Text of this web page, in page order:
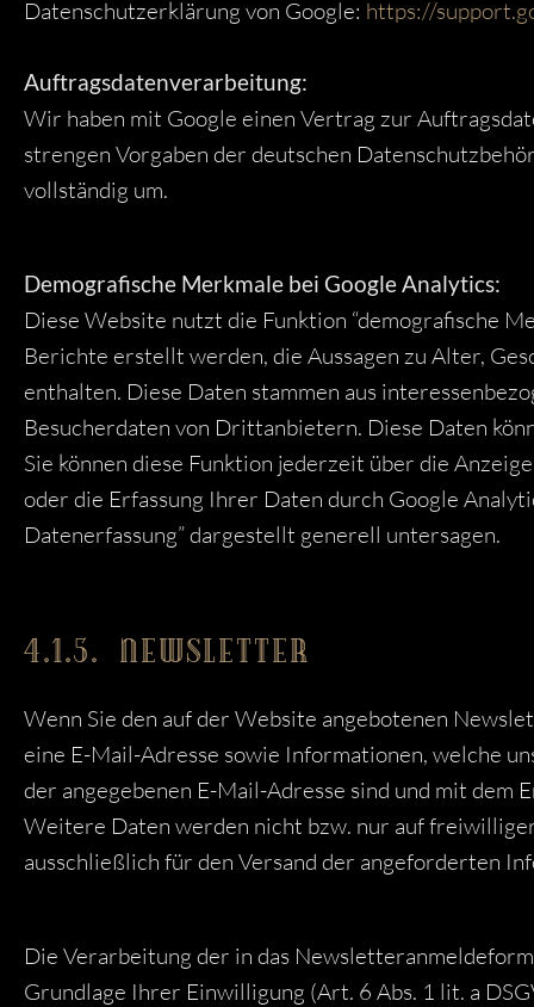
Datenschutzerklärung von Google: https://
Auftragsdatenverarbeitung:
Wir haben mit Google einen Vertrag zur
strengen Vorgaben der deutschen
vollständig um.
Demografische Merkmale bei Google Analytics:
Diese Website nutzt die Funktion “demografische
Berichte erstellt werden, die Aussagen zu Alter,
enthalten. Diese Daten stammen aus
Besucherdaten von Drittanbietern. Diese Daten
Sie können diese Funktion jederzeit über die
oder die Erfassung Ihrer Daten durch Google
Datenerfassung” dargestellt generell untersagen.
4.1.5. NEWSLETTER
Wenn Sie den auf der Website angebotenen
eine E-Mail-Adresse sowie Informationen, welche
der angegebenen E-Mail-Adresse sind und mit dem
Weitere Daten werden nicht bzw. nur auf
ausschließlich für den Versand der angeforderten
Die Verarbeitung der in das
Grundlage Ihrer Einwilligung (Art. 6 Abs. 1 lit. a